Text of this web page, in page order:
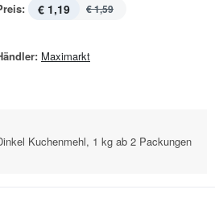
€ 1,19 € 1,59
Maximarkt
Kuchenmehl, 1 kg ab 2 Packungen